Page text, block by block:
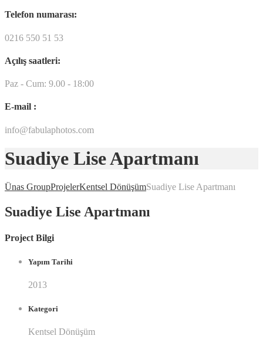
Telefon numarası:
0216 550 51 53
Açılış saatleri:
Paz - Cum: 9.00 - 18:00
E-mail :
info@fabulaphotos.com
Suadiye Lise Apartmanı
Ünas GroupProjelerKentsel DönüşümSuadiye Lise Apartmanı
Suadiye Lise Apartmanı
Project Bilgi
Yapım Tarihi
2013
Kategori
Kentsel Dönüşüm